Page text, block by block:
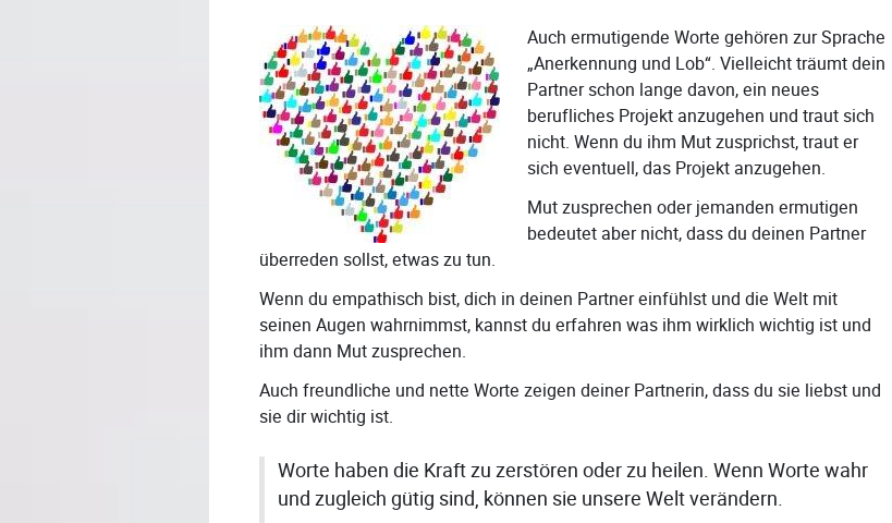
Auch ermutigende Worte gehören zur Sprache
„Anerkennung und Lob“. Vielleicht träumt dein
Partner schon lange davon, ein neues
berufliches Projekt anzugehen und traut sich
nicht. Wenn du ihm Mut zusprichst, traut er
sich eventuell, das Projekt anzugehen.
Mut zusprechen oder jemanden ermutigen
bedeutet aber nicht, dass du deinen Partner
überreden sollst, etwas zu tun.
Wenn du empathisch bist, dich in deinen Partner einfühlst und die Welt mit
seinen Augen wahrnimmst, kannst du erfahren was ihm wirklich wichtig ist und
ihm dann Mut zusprechen.
Auch freundliche und nette Worte zeigen deiner Partnerin, dass du sie liebst und
sie dir wichtig ist.
Worte haben die Kraft zu zerstören oder zu heilen. Wenn Worte wahr
und zugleich gütig sind, können sie unsere Welt verändern.